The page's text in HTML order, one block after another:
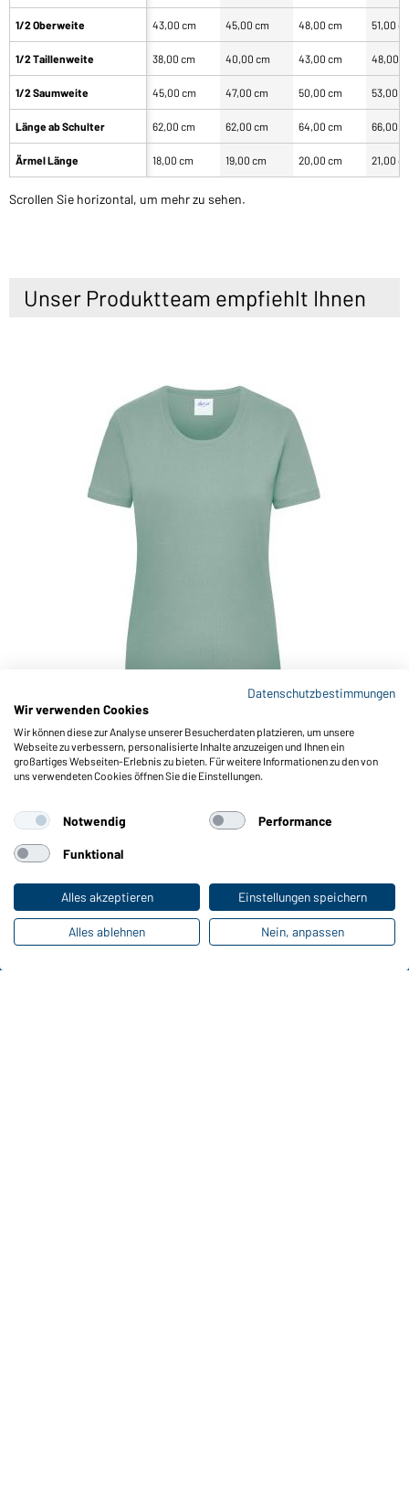
1/2 Oberweite
1/2 Taillenweite
1/2 Saumweite
Länge ab Schulter
Ärmel Länge
43,00 cm 45,00 cm 48,00 cm 51,00
38,00 cm 40,00 cm 43,00 cm 48,00
45,00 cm 47,00 cm 50,00 cm 53,00
62,00 cm 62,00 cm 64,00 cm 66,00
18,00 cm 19,00 cm 20,00 cm 21,00
Scrollen Sie horizontal, um mehr zu sehen.
Unser Produktteam empfiehlt Ihnen
Art-Nr.: JN802
Workwear-T Women (foggy-green)
Datenschutzbestimmungen
Wir verwenden Cookies
Wir können diese zur Analyse unserer Besucherdaten platzieren, um unsere
Webseite zu verbessern, personalisierte Inhalte anzuzeigen und Ihnen ein
großartiges Webseiten-Erlebnis zu bieten. Für weitere Informationen zu den von
uns verwendeten Cookies öffnen Sie die Einstellungen.
Notwendig Performance
Funktional
Alles akzeptieren Einstellungen speichern
Alles ablehnen Nein, anpassen